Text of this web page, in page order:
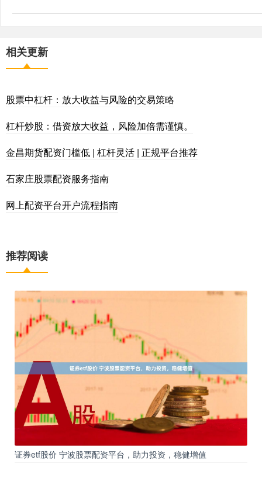
相关更新
股票中杠杆：放大收益与风险的交易策略
杠杆炒股：借资放大收益，风险加倍需谨慎。
金昌期货配资门槛低 | 杠杆灵活 | 正规平台推荐
石家庄股票配资服务指南
网上配资平台开户流程指南
推荐阅读
证券etf股价 宁波股票配资平台，助力投资，稳健增值